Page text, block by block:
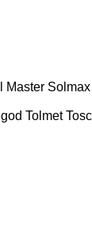
Master Solmax
Tolmet